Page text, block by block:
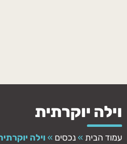
וילה יוקרתית
עמוד הבית»נכסים»וילה יוקרתית